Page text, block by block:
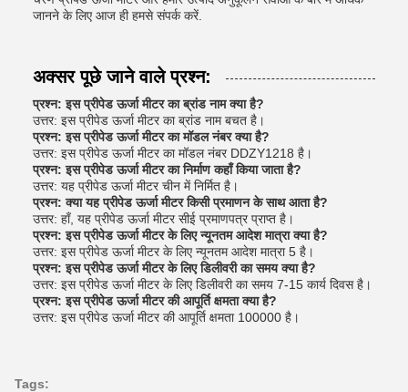
जानने के लिए आज ही हमसे संपर्क करें.
अक्सर पूछे जाने वाले प्रश्न:
प्रश्न: इस प्रीपेड ऊर्जा मीटर का ब्रांड नाम क्या है?
उत्तर: इस प्रीपेड ऊर्जा मीटर का ब्रांड नाम बचत है।
प्रश्न: इस प्रीपेड ऊर्जा मीटर का मॉडल नंबर क्या है?
उत्तर: इस प्रीपेड ऊर्जा मीटर का मॉडल नंबर DDZY1218 है।
प्रश्न: इस प्रीपेड ऊर्जा मीटर का निर्माण कहाँ किया जाता है?
उत्तर: यह प्रीपेड ऊर्जा मीटर चीन में निर्मित है।
प्रश्न: क्या यह प्रीपेड ऊर्जा मीटर किसी प्रमाणन के साथ आता है?
उत्तर: हाँ, यह प्रीपेड ऊर्जा मीटर सीई प्रमाणपत्र प्राप्त है।
प्रश्न: इस प्रीपेड ऊर्जा मीटर के लिए न्यूनतम आदेश मात्रा क्या है?
उत्तर: इस प्रीपेड ऊर्जा मीटर के लिए न्यूनतम आदेश मात्रा 5 है।
प्रश्न: इस प्रीपेड ऊर्जा मीटर के लिए डिलीवरी का समय क्या है?
उत्तर: इस प्रीपेड ऊर्जा मीटर के लिए डिलीवरी का समय 7-15 कार्य दिवस है।
प्रश्न: इस प्रीपेड ऊर्जा मीटर की आपूर्ति क्षमता क्या है?
उत्तर: इस प्रीपेड ऊर्जा मीटर की आपूर्ति क्षमता 100000 है।
Tags: